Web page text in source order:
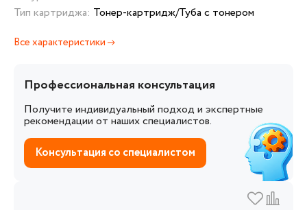
Тип картриджа: Тонер-картридж/Туба с тонером
Все характеристики
Профессиональная консультация
Получите индивидуальный подход и экспертные
рекомендации от наших специалистов.
Консультация со специалистом